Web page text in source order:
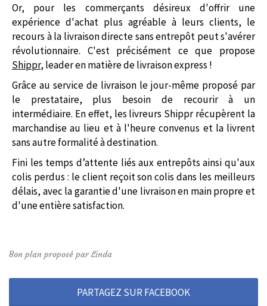
Or, pour les commerçants désireux d'offrir une
expérience d'achat plus agréable à leurs clients, le
recours à la livraison directe sans entrepôt peut s'avérer
révolutionnaire. C'est précisément ce que propose
Shippr, leader en matière de livraison express !
Grâce au service de livraison le jour-même proposé par
le prestataire, plus besoin de recourir à un
intermédiaire. En effet, les livreurs Shippr récupèrent la
marchandise au lieu et à l'heure convenus et la livrent
sans autre formalité à destination.
Fini les temps d’attente liés aux entrepôts ainsi qu'aux
colis perdus : le client reçoit son colis dans les meilleurs
délais, avec la garantie d'une livraison en main propre et
d'une entière satisfaction.
Bon plan proposé par Linda
PARTAGEZ SUR FACEBOOK